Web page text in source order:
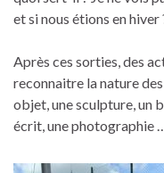
et si nous étions en hiver
Après ces sorties, des
reconnaitre la nature
objet, une sculpture, un
écrit, une photographie …